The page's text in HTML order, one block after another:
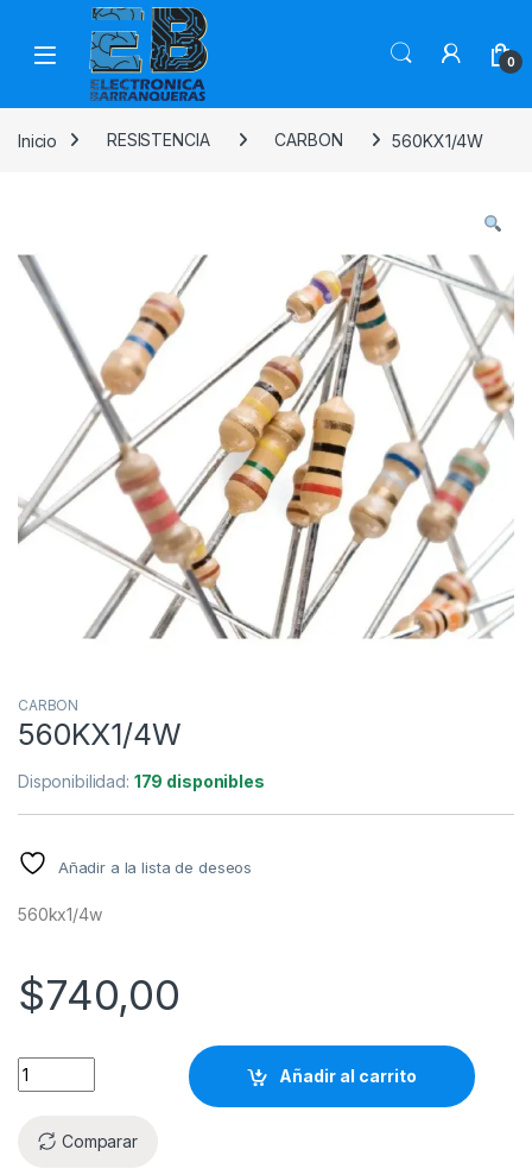
0
Inicio RESISTENCIA CARBON 560KX1/4W
CARBON
560KX1/4W
Disponibilidad: 179 disponibles
Añadir a la lista de deseos
560kx1/4w
$740,00
Añadir al carrito
Comparar